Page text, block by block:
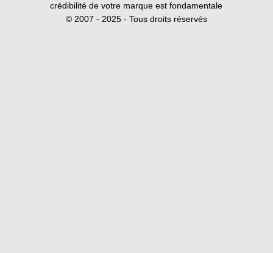
crédibilité de votre marque est fondamentale
© 2007 - 2025 - Tous droits réservés